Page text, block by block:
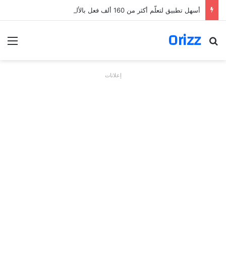
أسهل تطبيق لتعلّم أكثر من 160 ألف فعل بالألمانية
Orizz
بحث عن
إعلانات